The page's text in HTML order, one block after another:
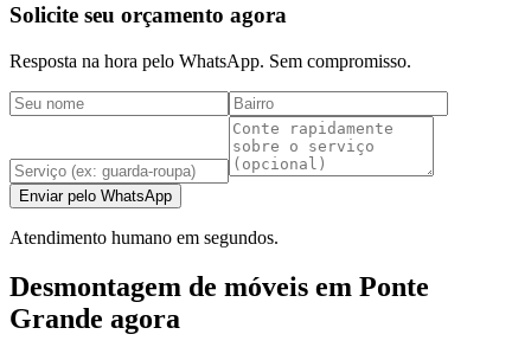
Solicite seu orçamento agora
Resposta na hora pelo WhatsApp. Sem compromisso.
Enviar pelo WhatsApp
Atendimento humano em segundos.
Desmontagem de móveis em Ponte
Grande agora